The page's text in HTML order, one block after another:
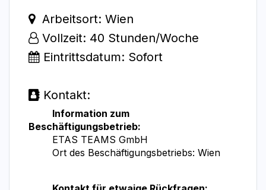
Arbeitsort: Wien
Vollzeit: 40 Stunden/Woche
Eintrittsdatum: Sofort
Kontakt:
​Information zum
Beschäftigungsbetrieb:
ETAS TEAMS GmbH
​Ort des Beschäftigungsbetriebs: Wien